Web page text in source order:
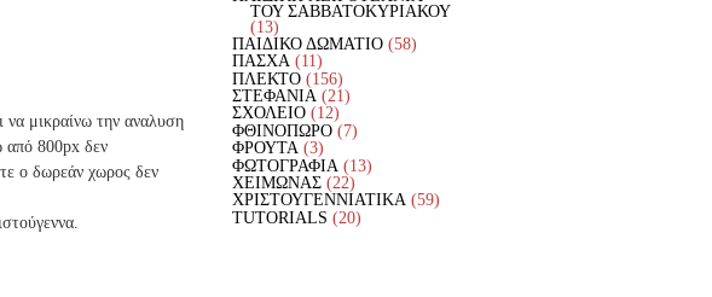
μικραίνω την αναλυση
από 800px δεν
ο δωρεάν χωρος δεν
ΤΟΥ ΣΑΒΒΑΤΟΚΥΡΙΑΚΟΥ
(13)
ΠΑΙΔΙΚΟ ΔΩΜΑΤΙΟ (58)
ΠΑΣΧΑ (11)
ΠΛΕΚΤΟ (156)
ΣΤΕΦΑΝΙΑ (21)
ΣΧΟΛΕΙΟ (12)
ΦΘΙΝΟΠΩΡΟ (7)
ΦΡΟΥΤΑ (3)
ΦΩΤΟΓΡΑΦΙΑ (13)
ΧΕΙΜΩΝΑΣ (22)
ΧΡΙΣΤΟΥΓΕΝΝΙΑΤΙΚΑ (59)
TUTORIALS (20)